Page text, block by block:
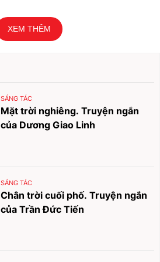
XEM THÊM
SÁNG TÁC
Mặt trời nghiêng. Truyện ngắn
của Dương Giao Linh
SÁNG TÁC
Chân trời cuối phố. Truyện ngắn
của Trần Đức Tiến